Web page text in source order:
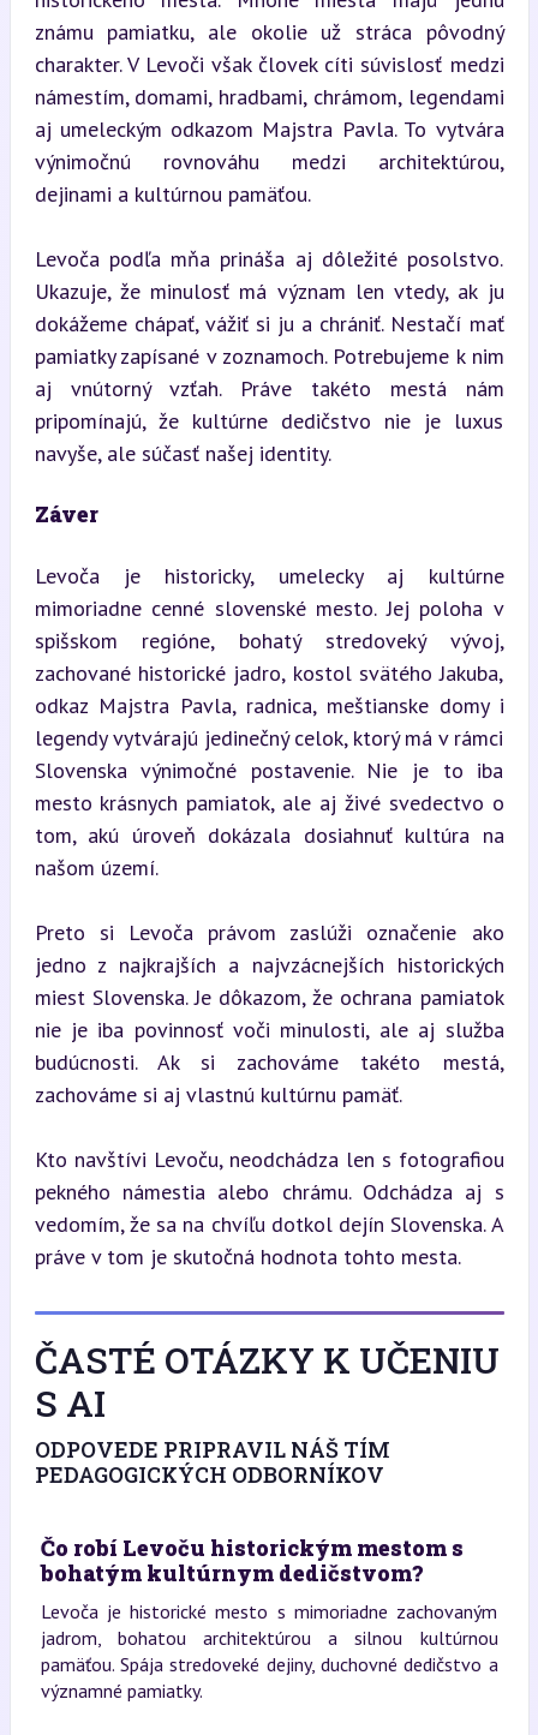
známu pamiatku, ale okolie už stráca pôvodný
charakter. V Levoči však človek cíti súvislosť medzi
námestím, domami, hradbami, chrámom, legendami
aj umeleckým odkazom Majstra Pavla. To vytvára
výnimočnú rovnováhu medzi architektúrou,
dejinami a kultúrnou pamäťou.
Levoča podľa mňa prináša aj dôležité posolstvo.
Ukazuje, že minulosť má význam len vtedy, ak ju
dokážeme chápať, vážiť si ju a chrániť. Nestačí mať
pamiatky zapísané v zoznamoch. Potrebujeme k nim
aj vnútorný vzťah. Práve takéto mestá nám
pripomínajú, že kultúrne dedičstvo nie je luxus
navyše, ale súčasť našej identity.
Záver
Levoča je historicky, umelecky aj kultúrne
mimoriadne cenné slovenské mesto. Jej poloha v
spišskom regióne, bohatý stredoveký vývoj,
zachované historické jadro, kostol svätého Jakuba,
odkaz Majstra Pavla, radnica, meštianske domy i
legendy vytvárajú jedinečný celok, ktorý má v rámci
Slovenska výnimočné postavenie. Nie je to iba
mesto krásnych pamiatok, ale aj živé svedectvo o
tom, akú úroveň dokázala dosiahnuť kultúra na
našom území.
Preto si Levoča právom zaslúži označenie ako
jedno z najkrajších a najvzácnejších historických
miest Slovenska. Je dôkazom, že ochrana pamiatok
nie je iba povinnosť voči minulosti, ale aj služba
budúcnosti. Ak si zachováme takéto mestá,
zachováme si aj vlastnú kultúrnu pamäť.
Kto navštívi Levoču, neodchádza len s fotografiou
pekného námestia alebo chrámu. Odchádza aj s
vedomím, že sa na chvíľu dotkol dejín Slovenska. A
práve v tom je skutočná hodnota tohto mesta.
ČASTÉ OTÁZKY K UČENIU
S AI
ODPOVEDE PRIPRAVIL NÁŠ TÍM
PEDAGOGICKÝCH ODBORNÍKOV
Čo robí Levoču historickým mestom s
bohatým kultúrnym dedičstvom?
Levoča je historické mesto s mimoriadne zachovaným
jadrom, bohatou architektúrou a silnou kultúrnou
pamäťou. Spája stredoveké dejiny, duchovné dedičstvo a
významné pamiatky.